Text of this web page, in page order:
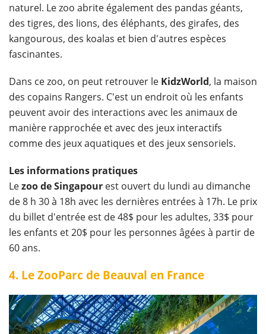
naturel. Le zoo abrite également des pandas géants,
des tigres, des lions, des éléphants, des girafes, des
kangourous, des koalas et bien d'autres espèces
fascinantes.
Dans ce zoo, on peut retrouver le KidzWorld, la maison
des copains Rangers. C'est un endroit où les enfants
peuvent avoir des interactions avec les animaux de
manière rapprochée et avec des jeux interactifs
comme des jeux aquatiques et des jeux sensoriels.
Les informations pratiques
Lezoo de Singapour est ouvert du lundi au dimanche
de 8 h 30 à 18h avec les dernières entrées à 17h. Le prix
du billet d'entrée est de 48$ pour les adultes, 33$ pour
les enfants et 20$ pour les personnes âgées à partir de
60 ans.
4. Le ZooParc de Beauval en France